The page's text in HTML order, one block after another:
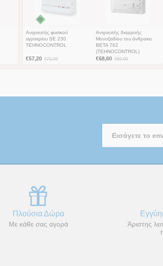
Ανιχνευτής φυσικού
υγραερίου SE 230
TEHNOCONTROL
€57,20 €73,00
Ανιχνευτής διαρροής
Μονοξειδίου του άνθρακα
BETA 762
(ΤEHNOCONTROL)
€68,60 €89,00
Πλούσια Δώρα
Με κάθε σας αγορά
Άριστης